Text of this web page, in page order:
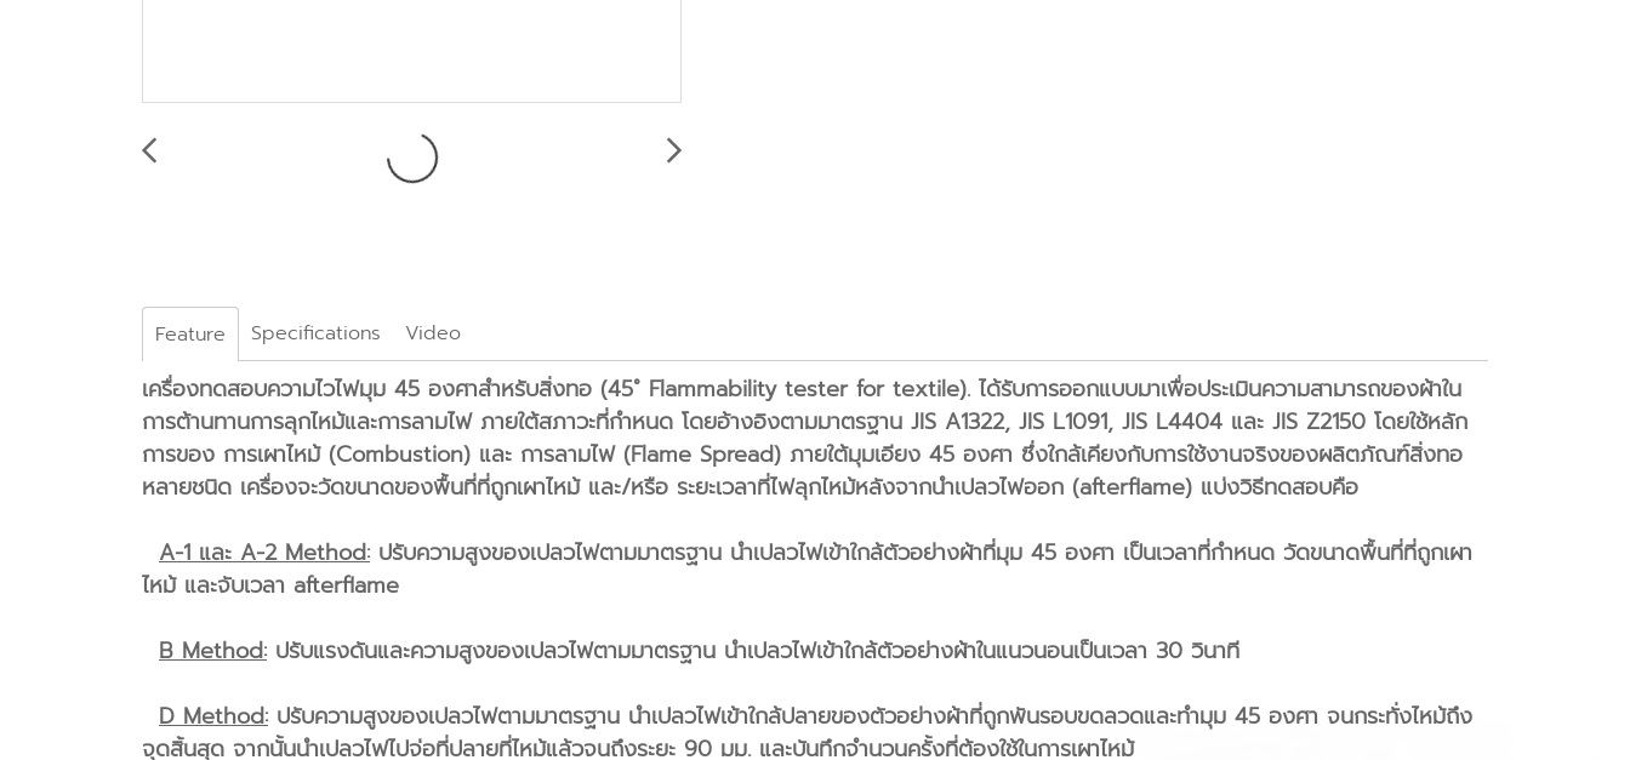
Feature Specifications Video
เครื่องทดสอบความไวไฟมุม 45 องศาสำหรับสิ่งทอ (45˚ Flammability tester for textile). ได้รับการออกแบบมาเพื่อประเมินความสามารถของผ้าใน
การต้านทานการลุกไหม้และการลามไฟ ภายใต้สภาวะที่กำหนด โดยอ้างอิงตามมาตรฐาน JIS A1322, JIS L1091, JIS L4404 และ JIS Z2150 โดยใช้หลัก
การของ การเผาไหม้ (Combustion) และ การลามไฟ (Flame Spread) ภายใต้มุมเอียง 45 องศา ซึ่งใกล้เคียงกับการใช้งานจริงของผลิตภัณฑ์สิ่งทอ
หลายชนิด เครื่องจะวัดขนาดของพื้นที่ที่ถูกเผาไหม้ และ/หรือ ระยะเวลาที่ไฟลุกไหม้หลังจากนำเปลวไฟออก (afterflame) แบ่งวิธีทดสอบคือ
A-1 และ A-2 Method: ปรับความสูงของเปลวไฟตามมาตรฐาน นำเปลวไฟเข้าใกล้ตัวอย่างผ้าที่มุม 45 องศา เป็นเวลาที่กำหนด วัดขนาดพื้นที่ที่ถูกเผา
ไหม้ และจับเวลา afterflame
B Method: ปรับแรงดันและความสูงของเปลวไฟตามมาตรฐาน นำเปลวไฟเข้าใกล้ตัวอย่างผ้าในแนวนอนเป็นเวลา 30 วินาที
D Method: ปรับความสูงของเปลวไฟตามมาตรฐาน นำเปลวไฟเข้าใกล้ปลายของตัวอย่างผ้าที่ถูกพันรอบขดลวดและทำมุม 45 องศา จนกระทั่งไหม้ถึง
จุดสิ้นสุด จากนั้นนำเปลวไฟไปจ่อที่ปลายที่ไหม้แล้วจนถึงระยะ 90 มม. และบันทึกจำนวนครั้งที่ต้องใช้ในการเผาไหม้